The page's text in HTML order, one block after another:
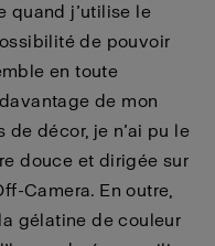
quand j’utilise le
de pouvoir
en toute
de mon
décor, je n’ai pu le
douce et dirigée sur
Camera. En outre,
gélatine de couleur